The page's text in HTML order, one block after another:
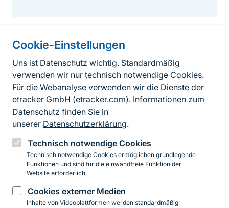
Cookie-Einstellungen
Uns ist Datenschutz wichtig. Standardmäßig
verwenden wir nur technisch notwendige Cookies.
Für die Webanalyse verwenden wir die Dienste der
etracker GmbH (etracker.com). Informationen zum
Datenschutz finden Sie in
unserer Datenschutzerklärung.
Technisch notwendige Cookies
Technisch notwendige Cookies ermöglichen grundlegende
Funktionen und sind für die einwandfreie Funktion der
Website erforderlich.
Cookies externer Medien
Inhalte von Videoplattformen werden standardmäßig
Informationen zur Seite
FußzeileKontakt zum BfN
Kontaktformular
Erklärung zur Barrierefreiheit
Impressum
Datenschutz
InstagramFacebookYouTubeLinkedIn